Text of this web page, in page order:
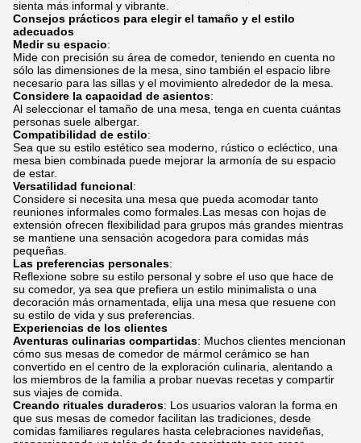
sienta más informal y vibrante.
Consejos prácticos para elegir el tamaño y el estilo
adecuados
Medir su espacio:
Mide con precisión su área de comedor, teniendo en cuenta no
sólo las dimensiones de la mesa, sino también el espacio libre
necesario para las sillas y el movimiento alrededor de la mesa.
Considere la capacidad de asientos:
Al seleccionar el tamaño de una mesa, tenga en cuenta cuántas
personas suele albergar.
Compatibilidad de estilo:
Sea que su estilo estético sea moderno, rústico o ecléctico, una
mesa bien combinada puede mejorar la armonía de su espacio
de estar.
Versatilidad funcional:
Considere si necesita una mesa que pueda acomodar tanto
reuniones informales como formales.Las mesas con hojas de
extensión ofrecen flexibilidad para grupos más grandes mientras
se mantiene una sensación acogedora para comidas más
pequeñas.
Las preferencias personales:
Reflexione sobre su estilo personal y sobre el uso que hace de
su comedor, ya sea que prefiera un estilo minimalista o una
decoración más ornamentada, elija una mesa que resuene con
su estilo de vida y sus preferencias.
Experiencias de los clientes
Aventuras culinarias compartidas: Muchos clientes mencionan
cómo sus mesas de comedor de mármol cerámico se han
convertido en el centro de la exploración culinaria, alentando a
los miembros de la familia a probar nuevas recetas y compartir
sus viajes de comida.
Creando rituales duraderos: Los usuarios valoran la forma en
que sus mesas de comedor facilitan las tradiciones, desde
comidas familiares regulares hasta celebraciones navideñas,